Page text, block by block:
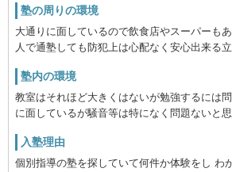
塾の周りの環境
大通りに面しているので飲食店やスーパーも
人で通塾しても防犯上は心配なく安心出来る立
塾内の環境
教室はそれほど大きくはないが勉強するには
に面しているが騒音等は特になく問題ないと思
入塾理由
個別指導の塾を探していて何件か体験をし わ